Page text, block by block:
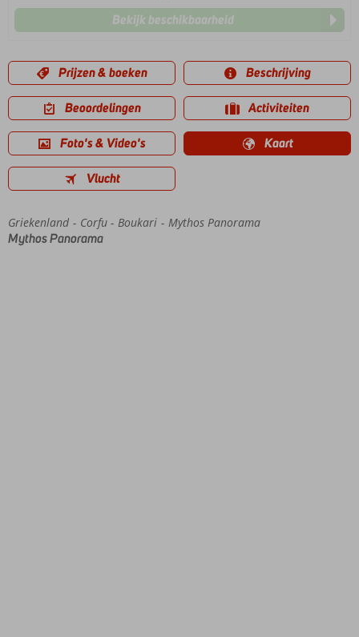
Bekijk beschikbaarheid
Prijzen & boeken Beschrijving
Beoordelingen Activiteiten
Foto's & Video's Kaart
Vlucht
Home
Griekenland Corfu Boukari
Mythos Panorama
Mythos Panorama